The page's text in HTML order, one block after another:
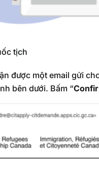
tịch
được một email gửi
bên dưới. Bấm “